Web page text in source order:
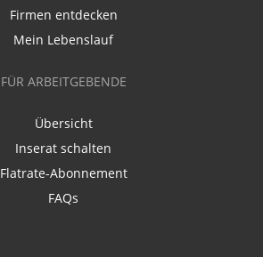
Firmen entdecken
Mein Lebenslauf
FÜR ARBEITGEBENDE
Übersicht
Inserat schalten
Flatrate-Abonnement
FAQs